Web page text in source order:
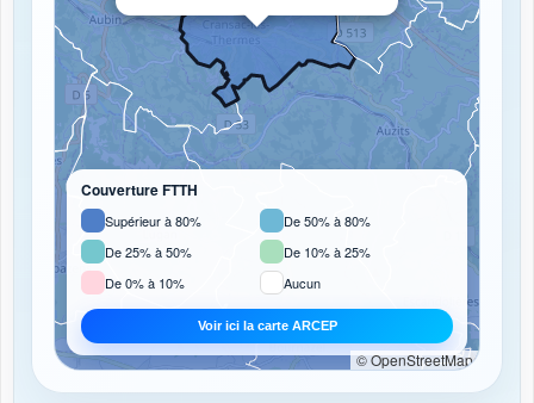
Couverture FTTH
Supérieur à 80%
De 50% à 80%
De 25% à 50%
De 10% à 25%
De 0% à 10%
Aucun
Voir ici la carte ARCEP
© OpenStreetMap